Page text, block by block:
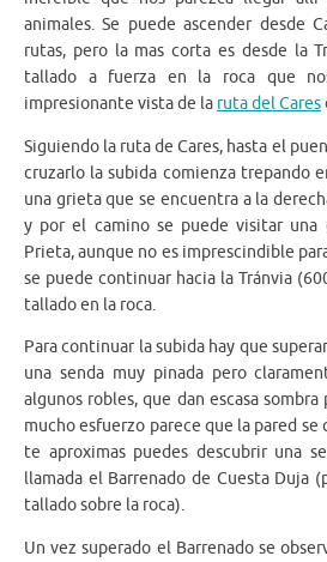
animales. Se puede ascender desde
rutas, pero la mas corta es desde la
tallado a fuerza en la roca que
impresionante vista de la ruta del Cares
Siguiendo la ruta de Cares, hasta el
cruzarlo la subida comienza trepando
una grieta que se encuentra a la
y por el camino se puede visitar una
Prieta, aunque no es imprescindible
se puede continuar hacia la Tránvia
tallado en la roca.
Para continuar la subida hay que
una senda muy pinada pero
algunos robles, que dan escasa
mucho esfuerzo parece que la pared se
te aproximas puedes descubrir una
llamada el Barrenado de Cuesta Duja
tallado sobre la roca).
Un vez superado el Barrenado se